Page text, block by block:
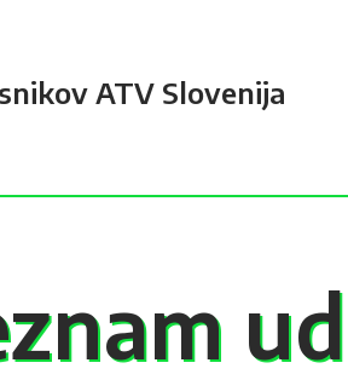
ATV Slovenija